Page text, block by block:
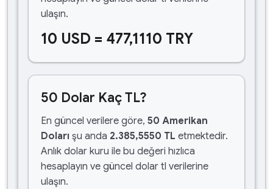
ulaşın.
10 USD = 477,1110 TRY
50 Dolar Kaç TL?
En güncel verilere göre, 50 Amerikan
Doları şu anda 2.385,5550 TL etmektedir.
Anlık dolar kuru ile bu değeri hızlıca
hesaplayın ve güncel dolar tl verilerine
ulaşın.